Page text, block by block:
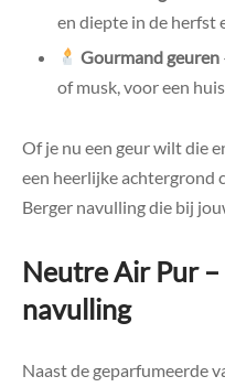
en diepte in de herfst
Gourmand geuren
of musk, voor een
Of je nu een geur wilt die
een heerlijke achtergrond
Berger navulling die bij
Neutre Air Pur
navulling
Naast de geparfumeerde